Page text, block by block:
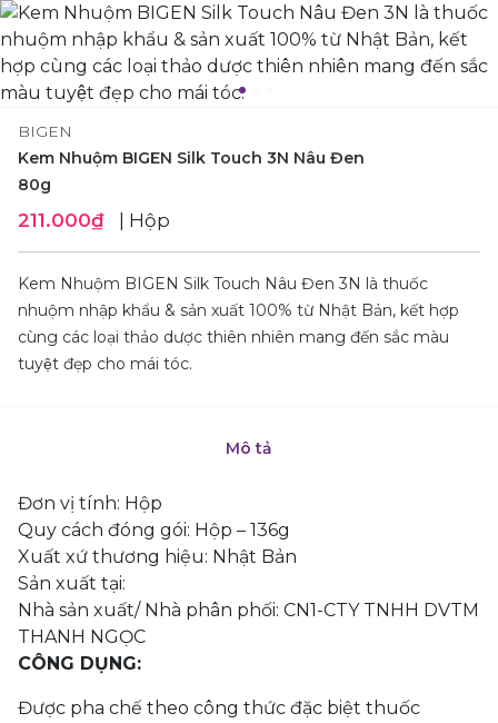
BIGEN
Kem Nhuộm BIGEN Silk Touch 3N Nâu Đen
80g
211.000₫ | Hộp
Kem Nhuộm BIGEN Silk Touch Nâu Đen 3N là thuốc
nhuộm nhập khẩu & sản xuất 100% từ Nhật Bản, kết hợp
cùng các loại thảo dược thiên nhiên mang đến sắc màu
tuyệt đẹp cho mái tóc.
Mô tả
Đơn vị tính: Hộp
Quy cách đóng gói: Hộp – 136g
Xuất xứ thương hiệu: Nhật Bản
Sản xuất tại:
Nhà sản xuất/ Nhà phân phối: CN1-CTY TNHH DVTM
THANH NGỌC
CÔNG DỤNG:
Được pha chế theo công thức đặc biệt thuốc